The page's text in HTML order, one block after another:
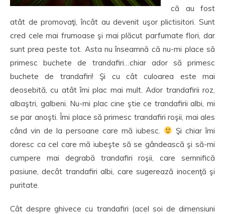
că au fost
atât de promovaţi, încât au devenit uşor plictisitori. Sunt
cred cele mai frumoase şi mai plăcut parfumate flori, dar
sunt prea peste tot. Asta nu înseamnă că nu-mi place să
primesc buchete de trandafiri…chiar ador să primesc
buchete de trandafiri! Şi cu cât culoarea este mai
deosebită, cu atât îmi plac mai mult. Ador trandafirii roz,
albaştri, galbeni. Nu-mi plac cine ştie ce trandafirii albi, mi
se par anoşti. Îmi place să primesc trandafiri roşii, mai ales
când vin de la persoane care mă iubesc.
Şi chiar îmi
doresc ca cel care mă iubeşte să se gândească şi să-mi
cumpere mai degrabă trandafiri roşii, care semnifică
pasiune, decât trandafiri albi, care sugerează inocenţă şi
puritate.
Cât despre ghivece cu trandafiri (acel soi de dimensiuni